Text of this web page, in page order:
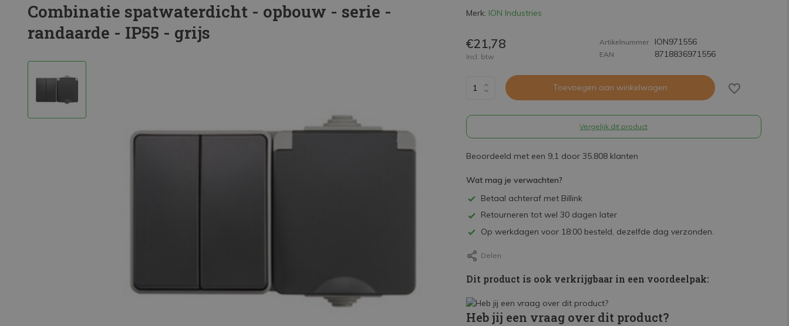
LED Panelen
LED TL
Decoratieve verlichting
Combinatie spatwaterdicht - opbouw - serie -
randaarde - IP55 - grijs
Merk: ION Industries
€21,78
Incl. btw
Artikelnummer ION971556
EAN 8718836971556
Toevoegen aan winkelwagen
Vergelijk dit product
Beoordeeld met een 9,1 door 35.808 klanten
Wat mag je verwachten?
Betaal achteraf met Billink
Retourneren tot wel 30 dagen later
Op werkdagen voor 18:00 besteld, dezelfde dag verzonden.
Delen
Dit product is ook verkrijgbaar in een voordeelpak:
Heb jij een vraag over dit product?